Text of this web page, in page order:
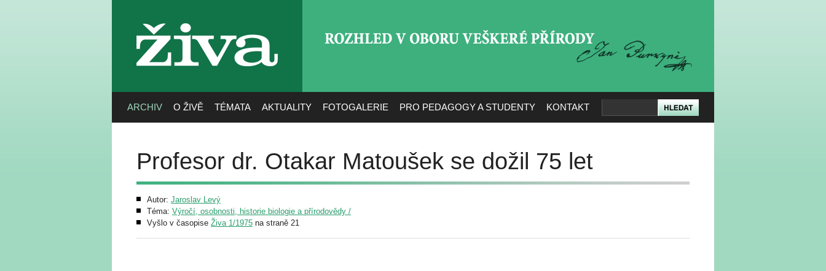
živa
ARCHIV O ŽIVĚ TÉMATA AKTUALITY FOTOGALERIE PRO PEDAGOGY A STUDENTY KONTAKT
Profesor dr. Otakar Matoušek se dožil 75 let
Autor: Jaroslav Levý
Téma: Výročí, osobnosti, historie biologie a přírodovědy /
Vyšlo v časopise Živa 1/1975 na straně 21